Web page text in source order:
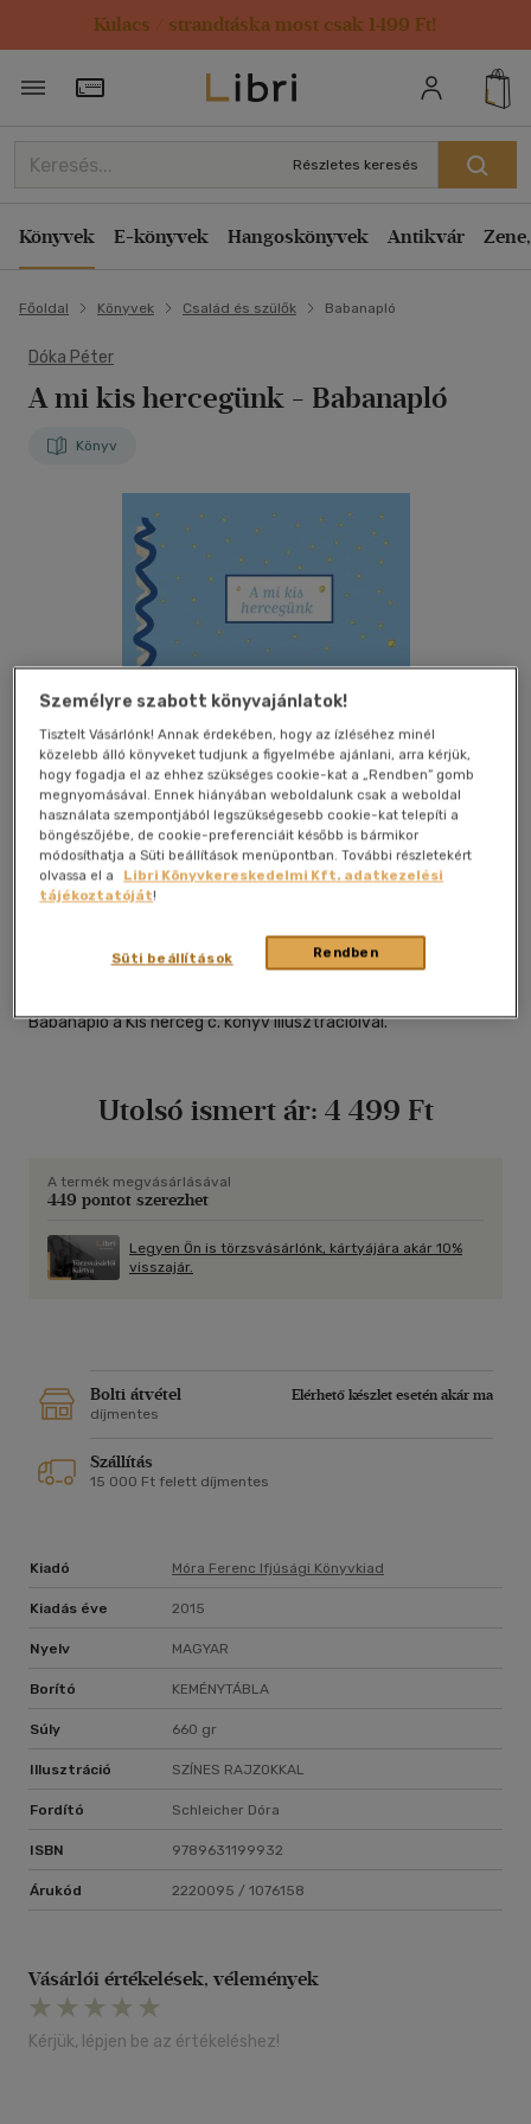
Kulacs / strandtáska most csak 1499 Ft!
Törzsvásárlói Kártya adatai
Részletes keresés
Könyvek E-könyvek Hangoskönyvek Antikvár
Főoldal Könyvek Család és szülők Babanapló
Dóka Péter
A mi kis hercegünk - Babanapló
Könyv
Kívánságlistához adom Megosztom
2015|magyar nyelvű
keménytábla
Babanapló a Kis herceg c. könyv illusztrációival.
Utolsó ismert ár: 4 499 Ft
A termék megvásárlásával
449 pontot szerezhet
Legyen Ön is törzsvásárlónk, kártyájára akár 10%
visszajár.
Bolti átvétel
Elérhető készlet esetén akár ma
díjmentes
Szállítás
15 000 Ft felett díjmentes
Kiadó Móra Ferenc Ifjúsági Könyvkiad
Kiadás éve 2015
Nyelv MAGYAR
Borító KEMÉNYTÁBLA
Súly 660 gr
Illusztráció SZÍNES RAJZOKKAL
Fordító Schleicher Dóra
ISBN 9789631199932
Árukód 2220095 / 1076158
Vásárlói értékelések, vélemények
Kérjük, lépjen be az értékeléshez!
Személyre szabott könyvajánlatok!
Tisztelt Vásárlónk! Annak érdekében, hogy az ízléséhez minél
közelebb álló könyveket tudjunk a figyelmébe ajánlani, arra kérjük,
hogy fogadja el az ehhez szükséges cookie-kat a „Rendben” gomb
megnyomásával. Ennek hiányában weboldalunk csak a weboldal
használata szempontjából legszükségesebb cookie-kat telepíti a
böngészőjébe, de cookie-preferenciáit később is bármikor
módosíthatja a Süti beállítások menüpontban. További részletekért
olvassa el a
Libri Könyvkereskedelmi Kft. adatkezelési
tájékoztatóját!
Rendben
Süti beállítások